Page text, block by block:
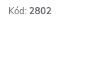
Kód: 2802